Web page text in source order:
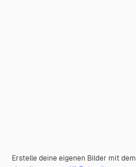
Erstelle deine eigenen Bilder mit dem